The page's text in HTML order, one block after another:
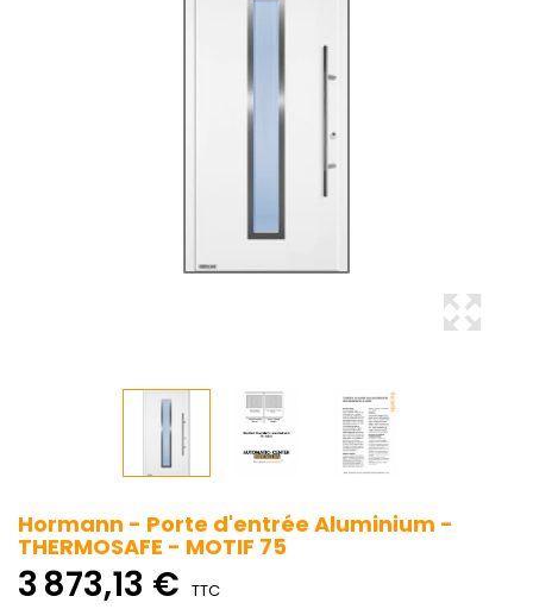
Hormann - Porte d'entrée Aluminium -
THERMOSAFE - MOTIF 75
3 873,13 € TTC